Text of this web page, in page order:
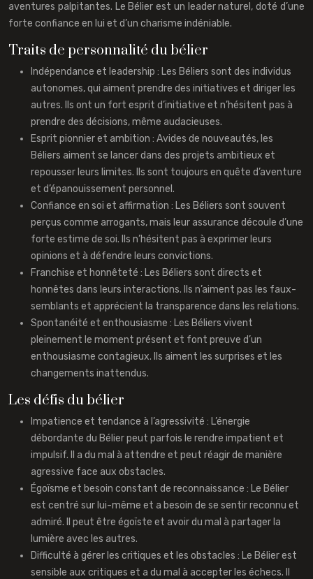
aventures palpitantes. Le Bélier est un leader naturel, doté d’une
forte confiance en lui et d’un charisme indéniable.
Traits de personnalité du bélier
Indépendance et leadership : Les Béliers sont des individus
autonomes, qui aiment prendre des initiatives et diriger les
autres. Ils ont un fort esprit d’initiative et n’hésitent pas à
prendre des décisions, même audacieuses.
Esprit pionnier et ambition : Avides de nouveautés, les
Béliers aiment se lancer dans des projets ambitieux et
repousser leurs limites. Ils sont toujours en quête d’aventure
et d’épanouissement personnel.
Confiance en soi et affirmation : Les Béliers sont souvent
perçus comme arrogants, mais leur assurance découle d’une
forte estime de soi. Ils n’hésitent pas à exprimer leurs
opinions et à défendre leurs convictions.
Franchise et honnêteté : Les Béliers sont directs et
honnêtes dans leurs interactions. Ils n’aiment pas les faux-
semblants et apprécient la transparence dans les relations.
Spontanéité et enthousiasme : Les Béliers vivent
pleinement le moment présent et font preuve d’un
enthousiasme contagieux. Ils aiment les surprises et les
changements inattendus.
Les défis du bélier
Impatience et tendance à l’agressivité : L’énergie
débordante du Bélier peut parfois le rendre impatient et
impulsif. Il a du mal à attendre et peut réagir de manière
agressive face aux obstacles.
Égoïsme et besoin constant de reconnaissance : Le Bélier
est centré sur lui-même et a besoin de se sentir reconnu et
admiré. Il peut être égoïste et avoir du mal à partager la
lumière avec les autres.
Difficulté à gérer les critiques et les obstacles : Le Bélier est
sensible aux critiques et a du mal à accepter les échecs. Il